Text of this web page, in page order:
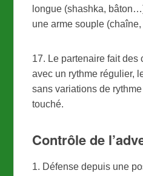
longue (shashka,
une arme souple
17. Le partenaire fait des
avec un rythme régulier,
sans variations de
touché.
Contrôle de
1. Défense depuis une